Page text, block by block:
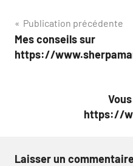
Navigation
de
Publication précédente
Mes conseils sur
https://
https://
Laisser un